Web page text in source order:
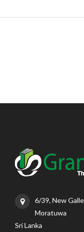
6/39, New
Moratuwa
Sri Lanka